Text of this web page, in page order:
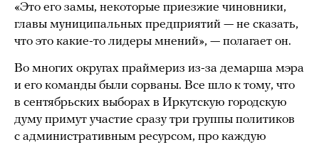
«Это его замы, некоторые приезжие чиновники,
главы муниципальных предприятий — не сказать,
что это какие-то лидеры мнений», — полагает он.
Во многих округах праймериз из-за демарша мэра
и его команды были сорваны. Все шло к тому, что
в сентябрьских выборах в Иркутскую городскую
думу примут участие сразу три группы политиков
с административным ресурсом, про каждую